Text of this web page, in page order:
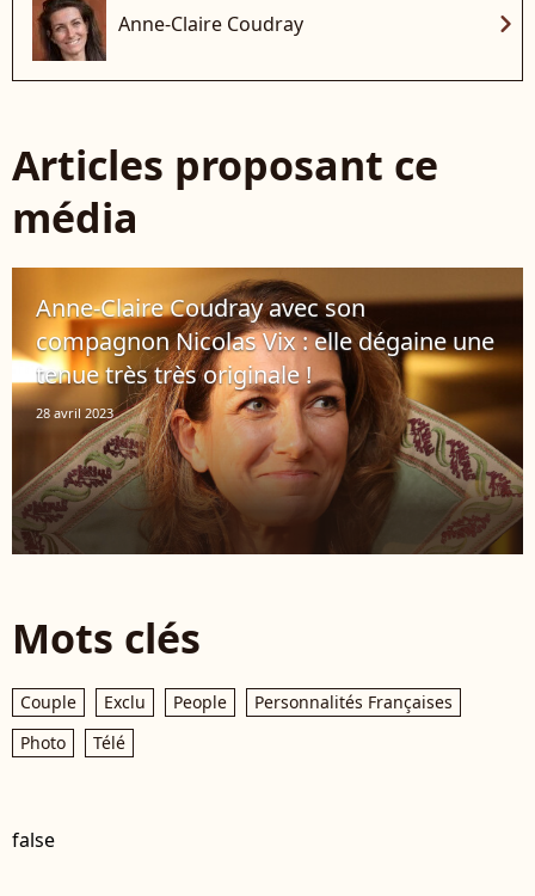
Anne-Claire Coudray chevron_right
Articles proposant ce
média
Anne-Claire Coudray avec son
compagnon Nicolas Vix : elle dégaine une
tenue très très originale !
28 avril 2023
Mots clés
Couple Exclu People
Personnalités Françaises
Photo
Télé
false